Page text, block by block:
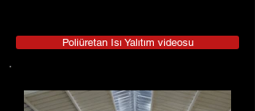
Poliüretan Isı Yalıtım videosu